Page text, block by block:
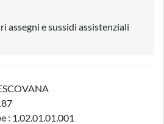
assegni e sussidi assistenziali
: 1.02.01.01.001